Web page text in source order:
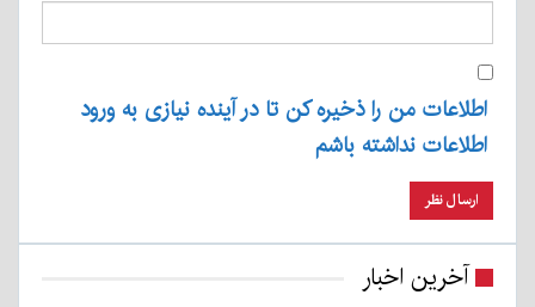
اطلاعات من را ذخیره کن تا در آینده نیازی به ورود
اطلاعات نداشته باشم
آخرین اخبار